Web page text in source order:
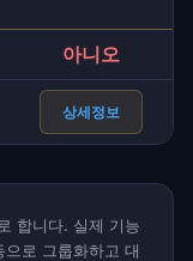
아니오
상세정보
합니다. 실제 기능
로 그룹화하고 대